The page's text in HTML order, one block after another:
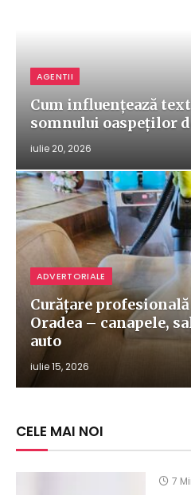
AGENTII
Cum influențează
somnului oaspeților
iulie 20, 2026
ADVERTORIALE
Curățare
Oradea – canapele,
auto
iulie 15, 2026
CELE MAI NOI
7